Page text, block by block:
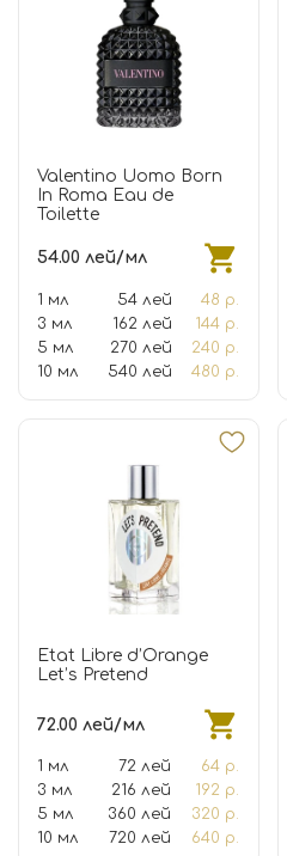
Valentino Uomo Born
In Roma Eau de
Toilette
54.00 лей/мл
1 мл 54 лей
48 р.
3 мл
162 лей
144 р.
5 мл
270 лей
240 р.
10 мл
540 лей 480 р.
Etat Libre d’Orange
Let’s Pretend
72.00 лей/мл
1 мл 72 лей
64 р.
3 мл
216 лей
192 р.
5 мл
360 лей
320 р.
10 мл
720 лей 640 р.